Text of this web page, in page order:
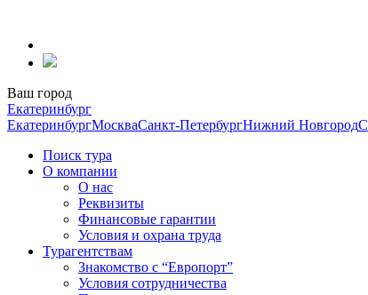
содержанию
Ваш город
Екатеринбург
ЕкатеринбургМоскваСанкт-ПетербургНижний Новгород
Поиск тура
О компании
О нас
Реквизиты
Финансовые гарантии
Условия и охрана труда
Турагентствам
Знакомство с “Европорт”
Условия сотрудничества